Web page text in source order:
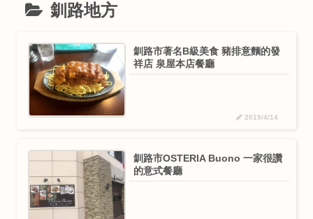
釧路地方
釧路市著名B級美食 豬排意麵的發
祥店 泉屋本店餐廳
2019/4/14
釧路市OSTERIA Buono 一家很讚
的意式餐廳